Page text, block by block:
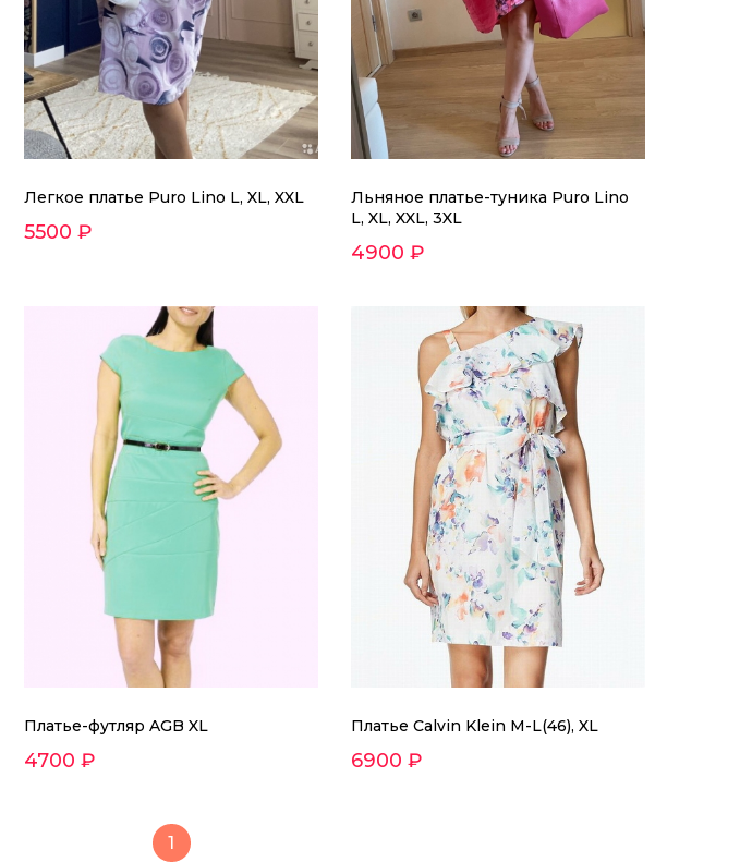
Легкое платье Puro Lino L, XL, XXL
5500 ₽
Льняное платье-туника Puro Lino
L, XL, XXL, 3XL
4900 ₽
Платье-футляр AGB XL
4700 ₽
Платье Calvin Klein M-L(46), XL
6900 ₽
1